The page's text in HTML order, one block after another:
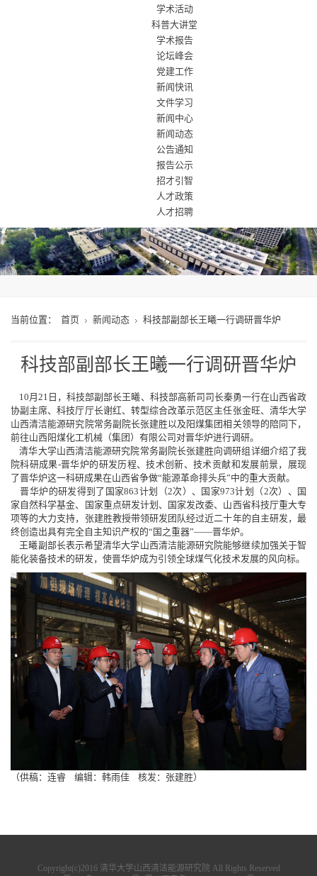
学术活动
科普大讲堂
学术报告
论坛峰会
党建工作
新闻快讯
文件学习
新闻中心
新闻动态
公告通知
报告公示
招才引智
人才政策
人才招聘
当前位置： 首页 新闻动态 科技部副部长王曦一行调研晋华炉
科技部副部长王曦一行调研晋华炉
10月21日，科技部副部长王曦、科技部高新司司长秦勇一行在山西省政
协副主席、科技厅厅长谢红、转型综合改革示范区主任张金旺、清华大学
山西清洁能源研究院常务副院长张建胜以及阳煤集团相关领导的陪同下，
前往山西阳煤化工机械（集团）有限公司对晋华炉进行调研。
清华大学山西清洁能源研究院常务副院长张建胜向调研组详细介绍了我
院科研成果-晋华炉的研发历程、技术创新、技术贡献和发展前景，展现
了晋华炉这一科研成果在山西省争做“能源革命排头兵”中的重大贡献。
晋华炉的研发得到了国家863计划（2次）、国家973计划（2次）、国
家自然科学基金、国家重点研发计划、国家发改委、山西省科技厅重大专
项等的大力支持，张建胜教授带领研发团队经过近二十年的自主研发，最
终创造出具有完全自主知识产权的“国之重器”——晋华炉。
王曦副部长表示希望清华大学山西清洁能源研究院能够继续加强关于智
能化装备技术的研发，使晋华炉成为引领全球煤气化技术发展的风向标。
（供稿：连睿 编辑：韩雨佳 核发：张建胜）
Copyright(c)2016 清华大学山西清洁能源研究院 All Rights Reserved